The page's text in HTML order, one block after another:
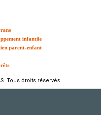
infantile
parent-enfant
Tous droits réservés.